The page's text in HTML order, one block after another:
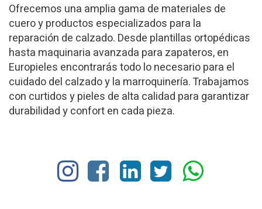
Ofrecemos una amplia gama de materiales de
cuero y productos especializados para la
reparación de calzado. Desde plantillas ortopédicas
hasta maquinaria avanzada para zapateros, en
Europieles encontrarás todo lo necesario para el
cuidado del calzado y la marroquinería. Trabajamos
con curtidos y pieles de alta calidad para garantizar
durabilidad y confort en cada pieza.